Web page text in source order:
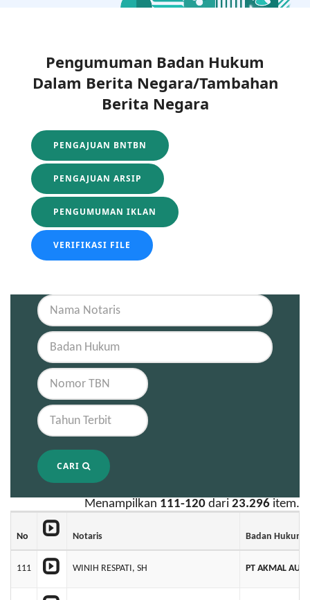
Pengumuman Badan Hukum
Dalam Berita Negara/Tambahan
Berita Negara
PENGAJUAN BNTBN
PENGAJUAN ARSIP
PENGUMUMAN IKLAN
VERIFIKASI FILE
CARI
Menampilkan 111-120 dari 23.296 item.
No Notaris Badan Hukum
111 WINIH RESPATI, SH PT AKMAL